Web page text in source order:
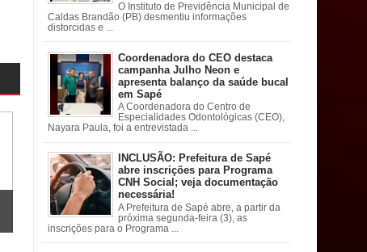
O Instituto de Previdência Municipal de
Caldas Brandão (PB) desmentiu informações
distorcidas e ...
Coordenadora do CEO destaca
campanha Julho Neon e
apresenta balanço da saúde bucal
em Sapé
A Coordenadora do Centro de
Especialidades Odontológicas (CEO),
Nayara Paula, foi a entrevistada ...
INCLUSÃO: Prefeitura de Sapé
abre inscrições para Programa
CNH Social; veja documentação
necessária!
A Prefeitura de Sapé abre, a partir da
próxima segunda-feira (3), as
inscrições para o Programa ...